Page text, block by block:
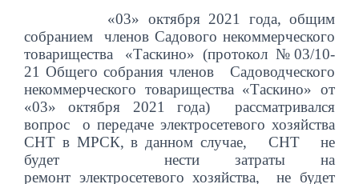
«03» октября 2021 года, общим
собранием членов Садового некоммерческого
товарищества «Таскино» (протокол № 03/10-
21 Общего собрания членов Садоводческого
некоммерческого товарищества «Таскино» от
«03» октября 2021 года) рассматривался
вопрос
о передаче электросетевого хозяйства
СНТ в МРСК, в данном случае, СНТ не
будет нести затраты на
ремонт электросетевого хозяйства, не будет